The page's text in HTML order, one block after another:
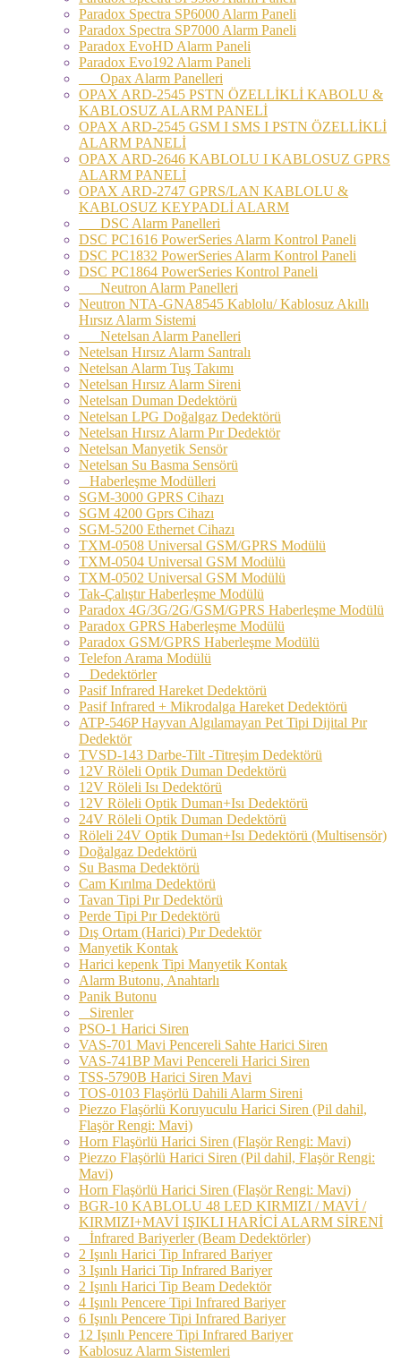
Paradox Spectra SP6000 Alarm Paneli
Paradox Spectra SP7000 Alarm Paneli
Paradox EvoHD Alarm Paneli
Paradox Evo192 Alarm Paneli
Opax Alarm Panelleri
OPAX ARD-2545 PSTN ÖZELLİKLİ KABOLU &
KABLOSUZ ALARM PANELİ
OPAX ARD-2545 GSM I SMS I PSTN ÖZELLİKLİ
ALARM PANELİ
OPAX ARD-2646 KABLOLU I KABLOSUZ GPRS
ALARM PANELİ
OPAX ARD-2747 GPRS/LAN KABLOLU &
KABLOSUZ KEYPADLİ ALARM
DSC Alarm Panelleri
DSC PC1616 PowerSeries Alarm Kontrol Paneli
DSC PC1832 PowerSeries Alarm Kontrol Paneli
DSC PC1864 PowerSeries Kontrol Paneli
Neutron Alarm Panelleri
Neutron NTA-GNA8545 Kablolu/ Kablosuz Akıllı
Hırsız Alarm Sistemi
Netelsan Alarm Panelleri
Netelsan Hırsız Alarm Santralı
Netelsan Alarm Tuş Takımı
Netelsan Hırsız Alarm Sireni
Netelsan Duman Dedektörü
Netelsan LPG Doğalgaz Dedektörü
Netelsan Hırsız Alarm Pır Dedektör
Netelsan Manyetik Sensör
Netelsan Su Basma Sensörü
Haberleşme Modülleri
SGM-3000 GPRS Cihazı
SGM 4200 Gprs Cihazı
SGM-5200 Ethernet Cihazı
TXM-0508 Universal GSM/GPRS Modülü
TXM-0504 Universal GSM Modülü
TXM-0502 Universal GSM Modülü
Tak-Çalıştır Haberleşme Modülü
Paradox 4G/3G/2G/GSM/GPRS Haberleşme Modülü
Paradox GPRS Haberleşme Modülü
Paradox GSM/GPRS Haberleşme Modülü
Telefon Arama Modülü
Dedektörler
Pasif Infrared Hareket Dedektörü
Pasif Infrared + Mikrodalga Hareket Dedektörü
ATP-546P Hayvan Algılamayan Pet Tipi Dijital Pır
Dedektör
TVSD-143 Darbe-Tilt -Titreşim Dedektörü
12V Röleli Optik Duman Dedektörü
12V Röleli Isı Dedektörü
12V Röleli Optik Duman+Isı Dedektörü
24V Röleli Optik Duman Dedektörü
Röleli 24V Optik Duman+Isı Dedektörü (Multisensör)
Doğalgaz Dedektörü
Su Basma Dedektörü
Cam Kırılma Dedektörü
Tavan Tipi Pır Dedektörü
Perde Tipi Pır Dedektörü
Dış Ortam (Harici) Pır Dedektör
Manyetik Kontak
Harici kepenk Tipi Manyetik Kontak
Alarm Butonu, Anahtarlı
Panik Butonu
Sirenler
PSO-1 Harici Siren
VAS-701 Mavi Pencereli Sahte Harici Siren
VAS-741BP Mavi Pencereli Harici Siren
TSS-5790B Harici Siren Mavi
TOS-0103 Flaşörlü Dahili Alarm Sireni
Piezzo Flaşörlü Koruyuculu Harici Siren (Pil dahil,
Flaşör Rengi: Mavi)
Horn Flaşörlü Harici Siren (Flaşör Rengi: Mavi)
Piezzo Flaşörlü Harici Siren (Pil dahil, Flaşör Rengi:
Mavi)
Horn Flaşörlü Harici Siren (Flaşör Rengi: Mavi)
BGR-10 KABLOLU 48 LED KIRMIZI / MAVİ /
KIRMIZI+MAVİ IŞIKLI HARİCİ ALARM SİRENİ
İnfrared Bariyerler (Beam Dedektörler)
2 Işınlı Harici Tip Infrared Bariyer
3 Işınlı Harici Tip Infrared Bariyer
2 Işınlı Harici Tip Beam Dedektör
4 Işınlı Pencere Tipi Infrared Bariyer
6 Işınlı Pencere Tipi Infrared Bariyer
12 Işınlı Pencere Tipi Infrared Bariyer
Kablosuz Alarm Sistemleri